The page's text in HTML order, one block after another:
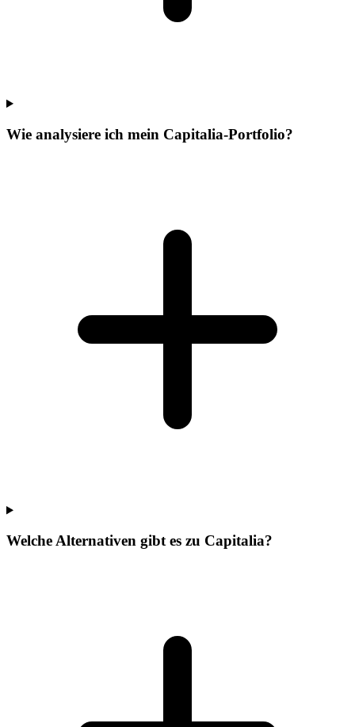
Wie analysiere ich mein Capitalia-Portfolio?
Welche Alternativen gibt es zu Capitalia?